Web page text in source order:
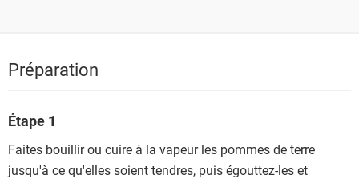
Préparation
Étape 1
Faites bouillir ou cuire à la vapeur les pommes de terre
jusqu'à ce qu'elles soient tendres, puis égouttez-les et